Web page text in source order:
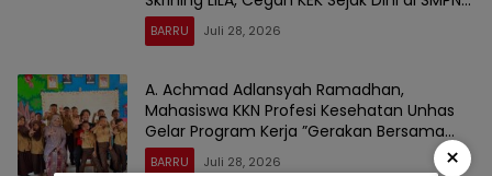
Satap 9 Barru
BARRU Juli 28, 2026
A. Achmad Adlansyah Ramadhan,
Mahasiswa KKN Profesi Kesehatan Unhas
Gelar Program Kerja ”Gerakan Bersama
Cuci Tangan Pintar”
BARRU Juli 28, 2026 ×